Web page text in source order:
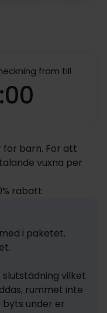
fram till
för barn. För att
vuxna per
rabatt
i paketet.
vilket
rummet inte
under er